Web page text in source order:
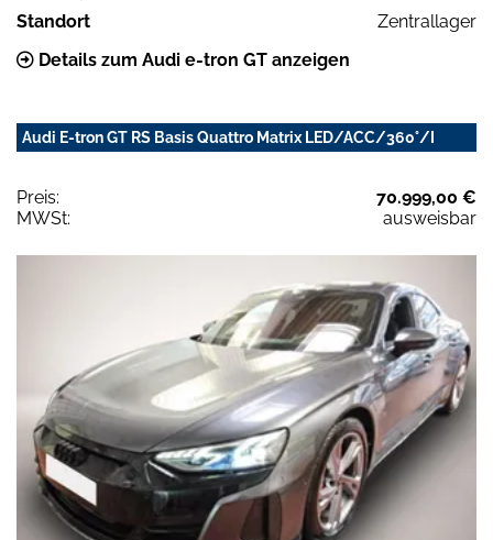
Standort
Zentrallager
Details zum Audi e-tron GT anzeigen
Audi E-tron GT RS Basis Quattro Matrix LED/ACC/360°/I
Preis:
70.999,00 €
MWSt:
ausweisbar